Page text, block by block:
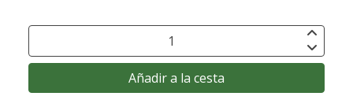
Añadir a la cesta